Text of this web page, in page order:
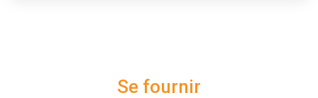
Se fournir